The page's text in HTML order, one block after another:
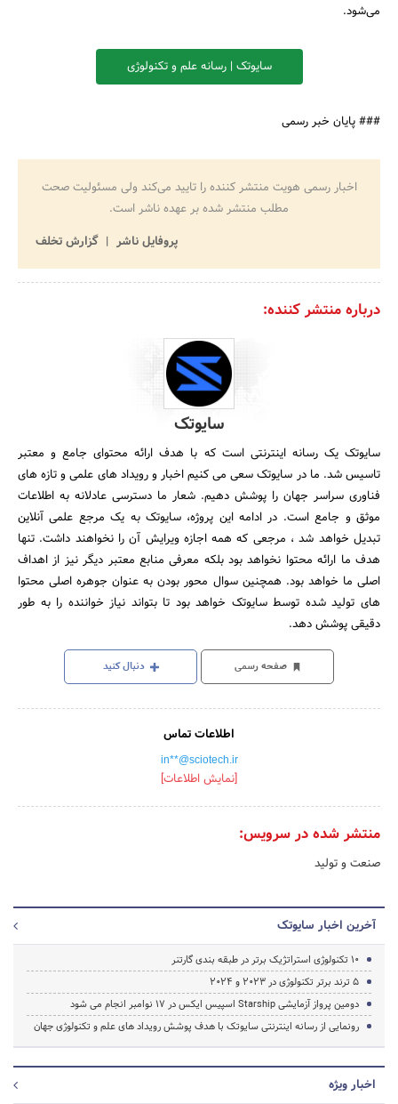
می‌شود.
سایوتک | رسانه علم و تکنولوژی
### پایان خبر رسمی
اخبار رسمی هویت منتشر کننده را تایید می‌کند ولی مسئولیت صحت
مطلب منتشر شده بر عهده ناشر است.
پروفایل ناشر
گزارش تخلف
درباره منتشر کننده:
سایوتک
سایوتک یک رسانه اینترنتی است که با هدف ارائه محتوای جامع و معتبر
تاسیس شد. ما در سایوتک سعی می کنیم اخبار و رویداد های علمی و تازه های
فناوری سراسر جهان را پوشش دهیم. شعار ما دسترسی عادلانه به اطلاعات
موثق و جامع است. در ادامه این پروژه، سایوتک به یک مرجع علمی آنلاین
تبدیل خواهد شد ، مرجعی که همه اجازه ویرایش آن را نخواهند داشت. تنها
هدف ما ارائه محتوا نخواهد بود بلکه معرفی منابع معتبر دیگر نیز از اهداف
اصلی ما خواهد بود. همچنین سوال محور بودن به عنوان جوهره اصلی محتوا
های تولید شده توسط سایوتک خواهد بود تا بتواند نیاز خواننده را به طور
دقیقی پوشش دهد.
صفحه رسمی دنبال کنید
اطلاعات تماس
in**@sciotech.ir
[نمایش اطلاعات]
منتشر شده در سرویس:
صنعت و تولید
آخرین اخبار سایوتک
10 تکنولوژی استراتژیک برتر در طبقه بندی گارتنر
5 ترند برتر تکنولوژی در 2023 و 2024
دومین پرواز آزمایشی Starship اسپیس ایکس در ۱۷ نوامبر انجام می شود
رونمایی از رسانه اینترنتی سایوتک با هدف پوشش رویداد های علم و تکنولوژی جهان
اخبار ویژه